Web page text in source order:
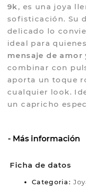
9k, es una joya
sofisticación. Su
delicado lo
ideal para
mensaje de amor
combinar con
aporta un toque
cualquier look.
un capricho
Más información
Ficha de datos
Categoria: